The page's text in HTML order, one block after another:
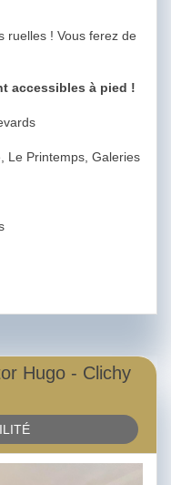
ruelles ! Vous ferez de
accessibles à pied !
Le Printemps, Galeries
Hugo - Clichy